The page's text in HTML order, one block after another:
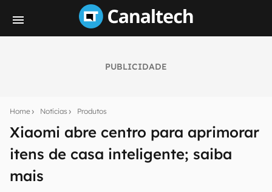
PUBLICIDADE
Home Notícias Produtos
Xiaomi abre centro para aprimorar
itens de casa inteligente; saiba
mais
notícias e reviews sobre tecnologia em primeira
E-mail